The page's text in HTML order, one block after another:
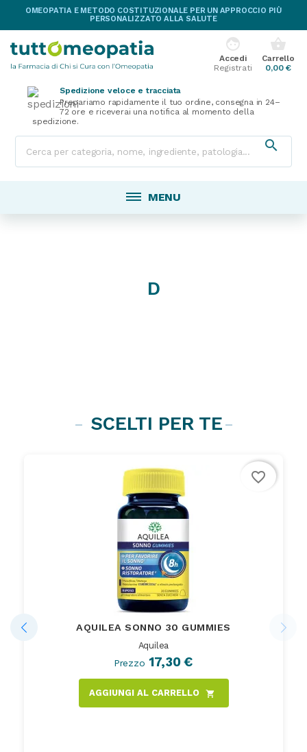
OMEOPATIA E METODO COSTITUZIONALE PER UN APPROCCIO PIÙ
PERSONALIZZATO ALLA SALUTE
shopping_basket
Carrello
0,00 €
face
Accedi
Registrati
Spedizione veloce e tracciata
Prepariamo rapidamente il tuo ordine, consegna in 24–
72 ore e riceverai una notifica al momento della
spedizione.

MENU
D
SCELTI PER TE
AQUILEA SONNO 30 GUMMIES
Aquilea
Prezzo 17,30 €
AGGIUNGI AL CARRELLO shopping_cart
favorite_border